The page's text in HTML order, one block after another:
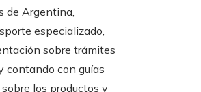
de Argentina,
especializado,
sobre trámites
contando con guías
los productos y